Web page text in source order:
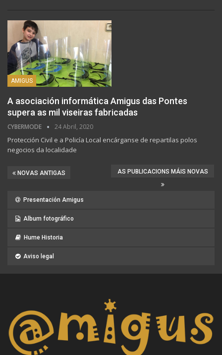
AMIGUS
A asociación informática Amigus das Pontes
supera as mil viseiras fabricadas
CYBERMODE 24 Abril, 2020
Protección Civil e a Policía Local encárganse de repartilas polos
negocios da localidade
NOVAS ANTIGAS AS PUBLICACIONS MÁIS NOVAS
Presentación Amigus
Album fotográfico
Hume Historia
Aviso legal